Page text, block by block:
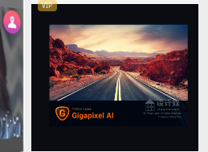
VIP